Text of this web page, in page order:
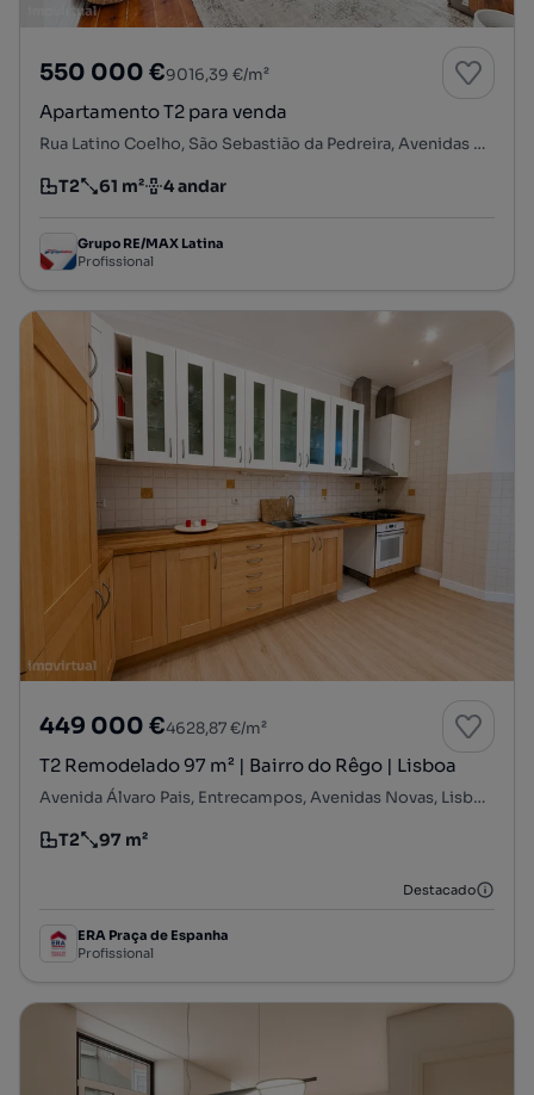
550 000 €9016,39 €/m²
Apartamento T2 para venda
Rua Latino Coelho, São Sebastião da Pedreira, Avenidas Novas, Lisboa, Lisboa
Tipologia
T2
Preço por metro quadrado
61 m²
Andar 4 andar
Grupo RE/MAX Latina
Profissional
449 000 €4628,87 €/m²
T2 Remodelado 97 m² | Bairro do Rêgo | Lisboa
Avenida Álvaro Pais, Entrecampos, Avenidas Novas, Lisboa, Lisboa
Tipologia
T2
Preço por metro quadrado
97 m²
Destacado
ERA Praça de Espanha
Profissional